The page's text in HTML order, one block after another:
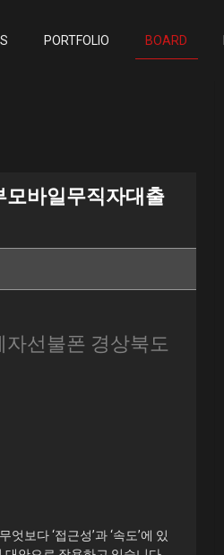
PORTFOLIO BOARD
바일무직자대출
선불폰 경상북도
보다 ‘접근성’과 ‘속도’에 있